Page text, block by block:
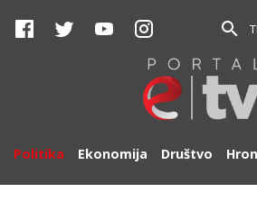
Politika Ekonomija Društvo